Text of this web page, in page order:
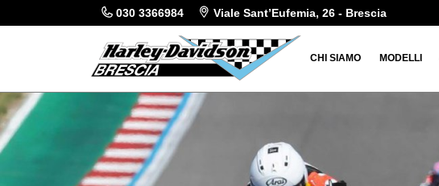
030 3366984 Viale Sant’Eufemia, 26 - Brescia
CHI SIAMO MODELLI